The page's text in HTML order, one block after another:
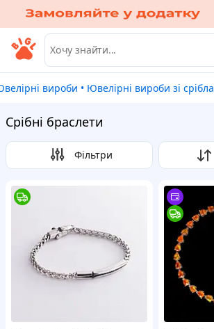
Ювелірні вироби • Ювелірні вироби зі срібла
Срібні браслети
Фільтри